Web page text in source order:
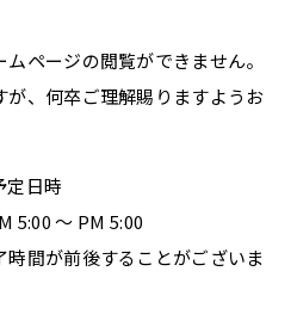
ページの閲覧ができません。
が、何卒ご理解賜りますようお
日時
5:00 ～ PM 5:00
間が前後することがございま